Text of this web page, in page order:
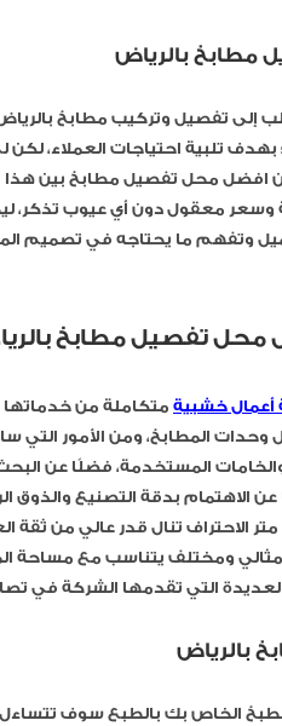
بالرياض
إلى تفصيل وتركيب مطابخ
تلبية احتياجات العملاء، لكن
افضل محل تفصيل مطابخ بين هذا
معقول دون أي عيوب تذكر،
وتفهم ما يحتاجه في تصميم
محل تفصيل مطابخ
خشبية متكاملة من خدماتها
المطابخ، ومن الأمور
والخامات المستخدمة، فضلًا عن
عن الاهتمام بدقة التصنيع والذوق
الاحتراف تنال قدر عالي من ثقة
ومختلف يتناسب مع مساحة
العديدة التي تقدمها الشركة في
بالرياض
الخاص بك بالطبع سوف